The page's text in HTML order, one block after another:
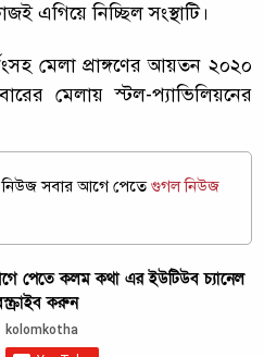
এগিয়ে নিচ্ছিল সংস্থাটি।
মেলা প্রাঙ্গণের আয়তন ২০২০
মেলায় স্টল-প্যাভিলিয়নের
সবার আগে পেতেগুগল নিউজ
পেতে কলম কথা এর ইউটিউব চ্যানেল
করুন